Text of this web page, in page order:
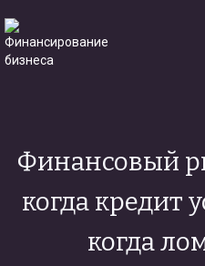
Финансовый
когда кредит
когда